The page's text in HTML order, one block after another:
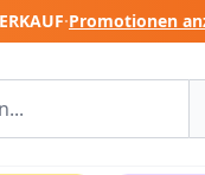
·Promotionen